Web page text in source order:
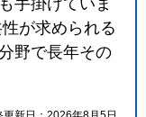
が求められる
野で長年その